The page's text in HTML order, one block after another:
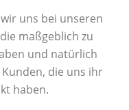
uns bei unseren
maßgeblich zu
und natürlich
die uns ihr
haben.